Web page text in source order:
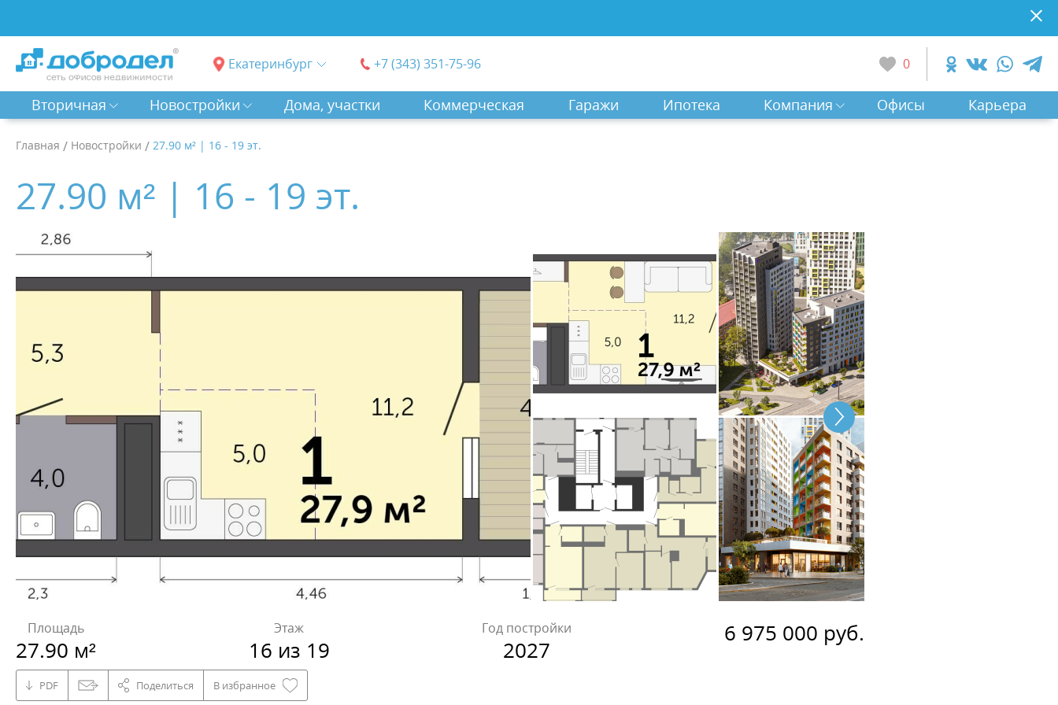
Екатеринбург +7 (343) 351-75-96 0
Вторичная Новостройки Дома, участки Коммерческая Гаражи Ипотека Компания Офисы Карьера
Главная / Новостройки / 27.90 м² | 16 - 19 эт.
27.90 м² | 16 - 19 эт.
Площадь
27.90 м²
Этаж
16 из 19
Год постройки
2027
6 975 000 руб.
PDF Поделиться В избранное